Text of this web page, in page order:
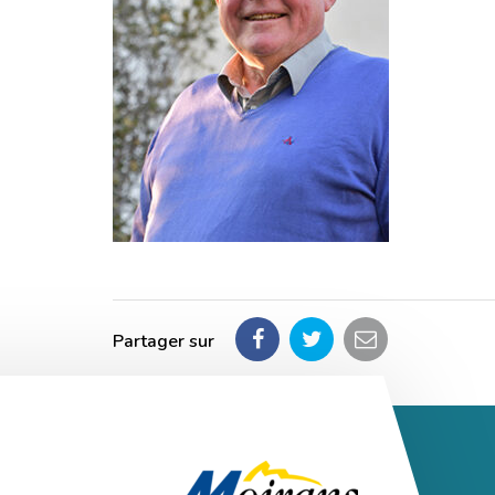
Partager sur
PartagerPartagerPartager
email